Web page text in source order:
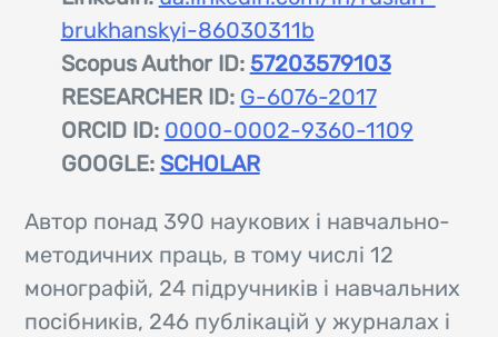
brukhanskyi-86030311b
Scopus Author ID: 57203579103
RESEARCHER ID: G-6076-2017
ORCID ID: 0000-0002-9360-1109
GOOGLE: SCHOLAR
Автор понад 390 наукових і навчально-
методичних праць, в тому числі 12
монографій, 24 підручників і навчальних
посібників, 246 публікацій у журналах і